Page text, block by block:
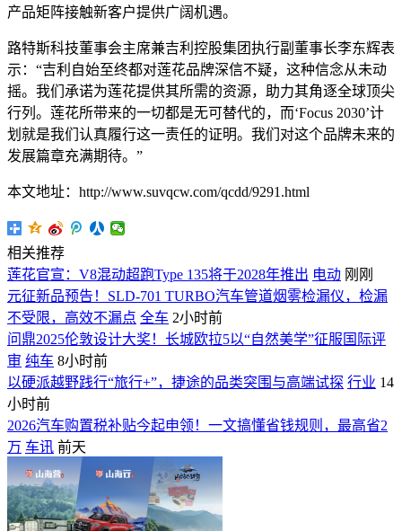
产品矩阵接触新客户提供广阔机遇。
路特斯科技董事会主席兼吉利控股集团执行副董事长李东辉表
示：“吉利自始至终都对莲花品牌深信不疑，这种信念从未动
摇。我们承诺为莲花提供其所需的资源，助力其角逐全球顶尖
行列。莲花所带来的一切都是无可替代的，而‘Focus 2030’计
划就是我们认真履行这一责任的证明。我们对这个品牌未来的
发展篇章充满期待。”
本文地址：http://www.suvqcw.com/qcdd/9291.html
相关推荐
莲花官宣：V8混动超跑Type 135将于2028年推出 电动 刚刚
元征新品预告！SLD-701 TURBO汽车管道烟雾检漏仪，检漏
不受限，高效不漏点 全车 2小时前
问鼎2025伦敦设计大奖！长城欧拉5以“自然美学”征服国际评
审 纯车 8小时前
以硬派越野践行“旅行+”，捷途的品类突围与高端试探 行业 14
小时前
2026汽车购置税补贴今起申领！一文搞懂省钱规则，最高省2
万 车讯 前天